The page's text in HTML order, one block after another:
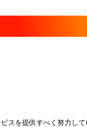
スを提供すべく努力し